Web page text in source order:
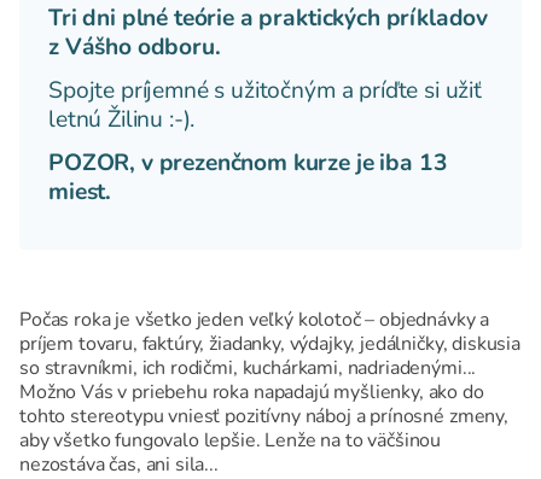
Tri dni plné teórie a praktických príkladov
z Vášho odboru.
Spojte príjemné s užitočným a príďte si užiť
letnú Žilinu :-).
POZOR, v prezenčnom kurze je iba 13
miest.
Počas roka je všetko jeden veľký kolotoč – objednávky a
príjem tovaru, faktúry, žiadanky, výdajky, jedálničky, diskusia
so stravníkmi, ich rodičmi, kuchárkami, nadriadenými...
Možno Vás v priebehu roka napadajú myšlienky, ako do
tohto stereotypu vniesť pozitívny náboj a prínosné zmeny,
aby všetko fungovalo lepšie. Lenže na to väčšinou
nezostáva čas, ani sila...